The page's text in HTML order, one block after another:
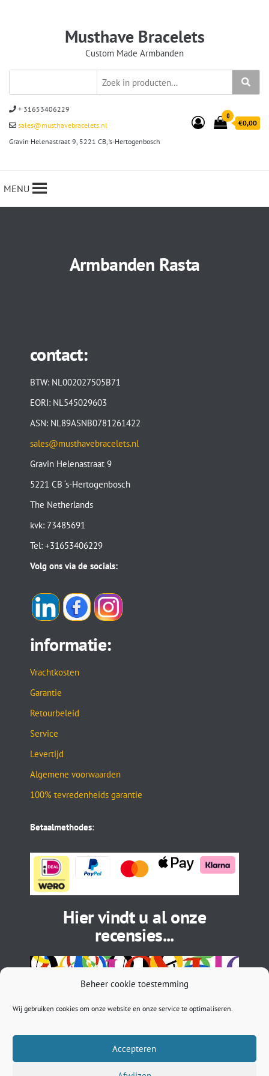
Beheer cookie toestemming
Wij gebruiken cookies om onze website en onze service te optimaliseren.
Accepteren
Musthave Bracelets
Custom Made Armbanden
+ 31653406229
sales@musthavebracelets.nl
Gravin Helenastraat 9, 5221 CB, ‘s-Hertogenbosch
0
€0,00
MENU
Armbanden Rasta
contact:
BTW: NL002027505B71
EORI: NL545029603
ASN: NL89ASNB0781261422
sales@musthavebracelets.nl
Gravin Helenastraat 9
5221 CB ‘s-Hertogenbosch
The Netherlands
kvk: 73485691
Tel: +31653406229
Volg ons via de socials:
informatie:
Vrachtkosten
Garantie
Retourbeleid
Service
Levertijd
Algemene voorwaarden
100% tevredenheids garantie
Betaalmethodes:
Hier vindt u al onze
recensies...